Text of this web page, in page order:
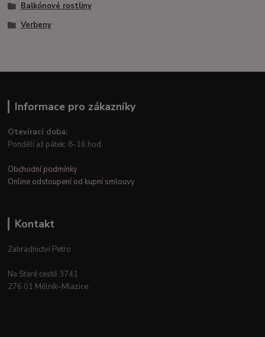
Balkónové rostliny
Verbeny
Informace pro zákazníky
Otevírací doba:
Pondělí až pátek: 8-16 hod.
Obchodní podmínky
Online odstoupení od kupní smlouvy
Kontakt
Zahradnictví Petro
Na Staré cestě 3741
276 01 Mělník–Mlazice